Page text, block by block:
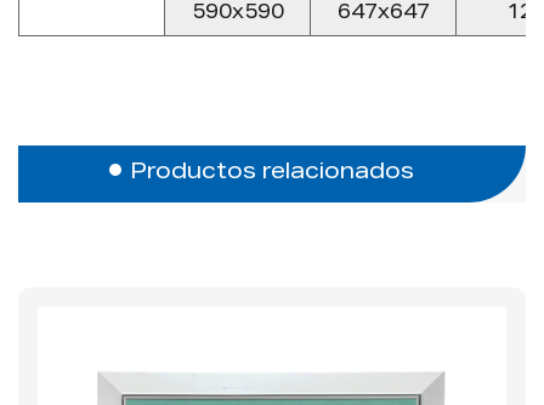
590x590 647x647
Productos relacionados